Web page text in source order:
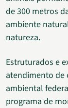
de 300 metros
ambiente
natureza.
Estruturados e
atendimento de
ambiental
programa de